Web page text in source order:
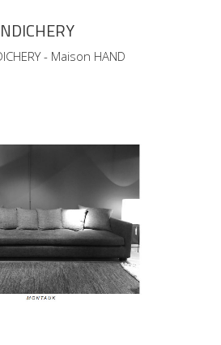
- Maison HAND